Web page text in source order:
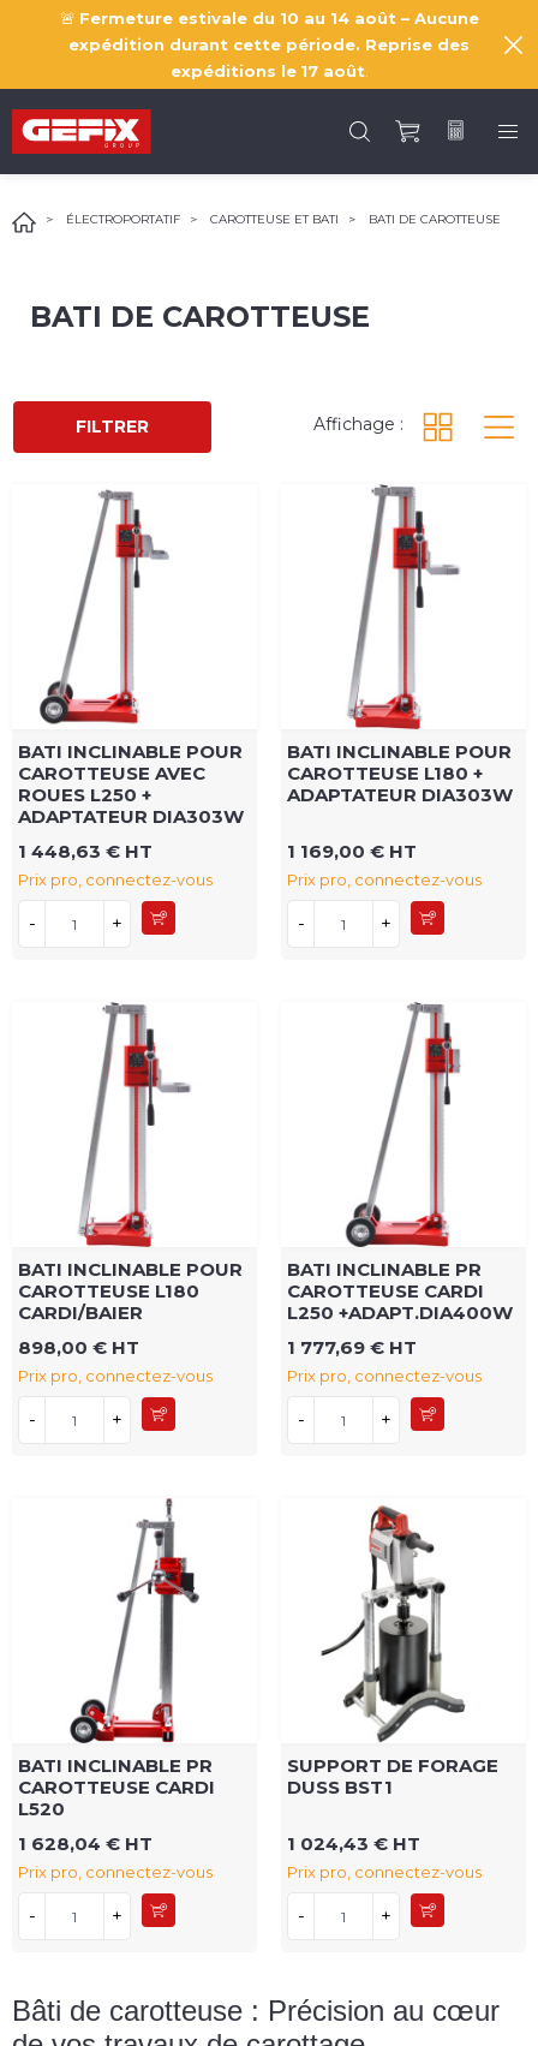
🚨 Fermeture estivale du 10 au 14 août – Aucune
expédition durant cette période. Reprise des
expéditions le 17 août
ÉLECTROPORTATIF CAROTTEUSE ET BATI BATI DE CAROTTEUSE
BATI DE CAROTTEUSE
FILTRER Affichage :
BATI INCLINABLE POUR
CAROTTEUSE AVEC
ROUES L250 +
ADAPTATEUR DIA303W
1 448,63 € HT
Prix pro, connectez-vous
- +
BATI INCLINABLE POUR
CAROTTEUSE L180 +
ADAPTATEUR DIA303W
1 169,00 € HT
Prix pro, connectez-vous
- +
BATI INCLINABLE POUR
CAROTTEUSE L180
CARDI/BAIER
898,00 € HT
Prix pro, connectez-vous
- +
BATI INCLINABLE PR
CAROTTEUSE CARDI
L250 +ADAPT.DIA400W
1 777,69 € HT
Prix pro, connectez-vous
- +
BATI INCLINABLE PR
CAROTTEUSE CARDI
L520
1 628,04 € HT
Prix pro, connectez-vous
- +
SUPPORT DE FORAGE
DUSS BST1
1 024,43 € HT
Prix pro, connectez-vous
- +
Bâti de carotteuse : Précision au cœur